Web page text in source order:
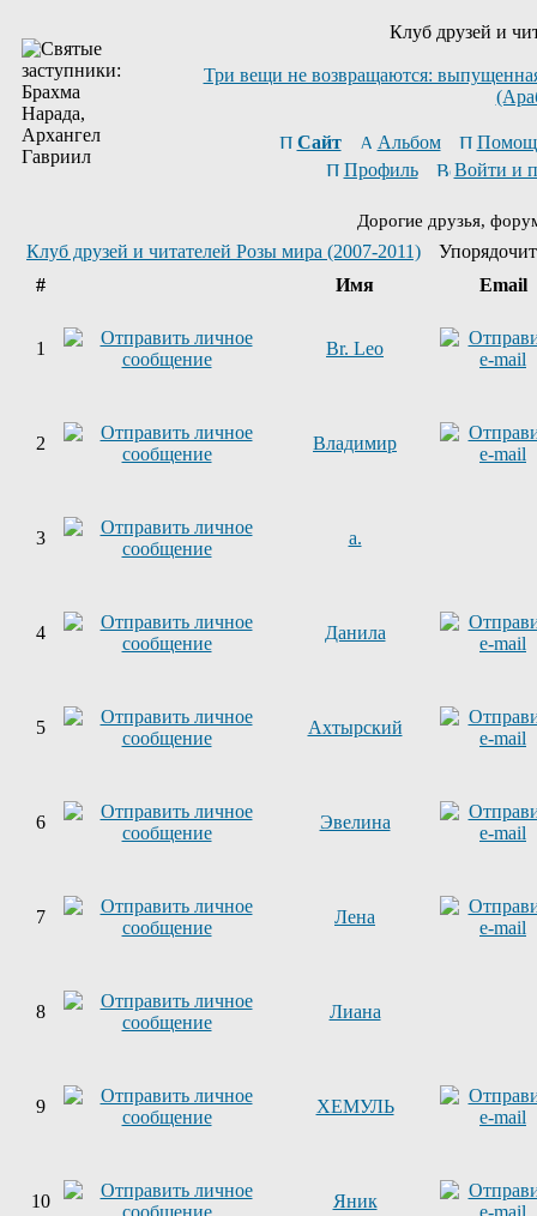
Клуб друзей и
Три вещи не возвращаются:
Сайт Альбом
Профиль
Войти и
Дорогие друзья,
Клуб друзей и читателей Розы мира (2007-2011)
#
Имя Email
1 Br. Leo
2 Владимир
3 a.
4 Данила
5 Ахтырский
6 Эвелина
7 Лена
8 Лиана
9 ХЕМУЛЬ
10 Яник